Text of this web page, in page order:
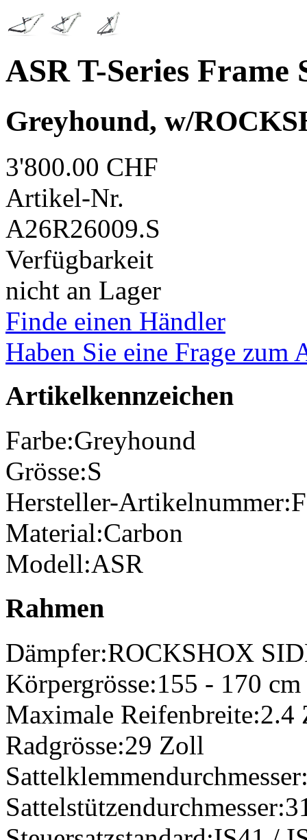
ASR T-Series Frame
Greyhound, w/
3'800.00 CHF
Artikel-Nr.
A26R26009.S
Verfügbarkeit
nicht an Lager
Finde einen Händler
Haben Sie eine Frage zum
Artikelkennzeichen
Farbe:Greyhound
Grösse:S
Hersteller-Artikelnummer:
Material:Carbon
Modell:ASR
Rahmen
Dämpfer:ROCKSHOX
Körpergrösse:155 - 170 cm
Maximale Reifenbreite:2.4
Radgrösse:29 Zoll
Sattelstützendurchmesser: